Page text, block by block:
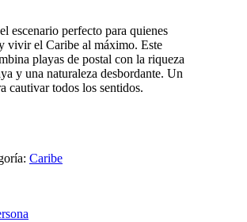
escenario perfecto para quienes
vivir el Caribe al máximo. Este
playas de postal con la riqueza
y una naturaleza desbordante. Un
cautivar todos los sentidos.
Caribe